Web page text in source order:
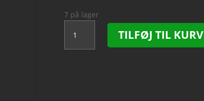
7 på lager
Cal.
1012
TILFØJ TIL KURV